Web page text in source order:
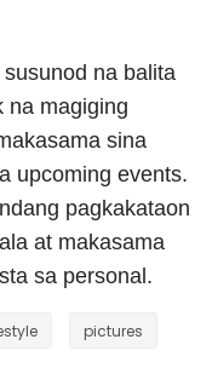
na balita
na magiging
sina
upcoming events.
pagkakataon
at makasama
sa personal.
pictures